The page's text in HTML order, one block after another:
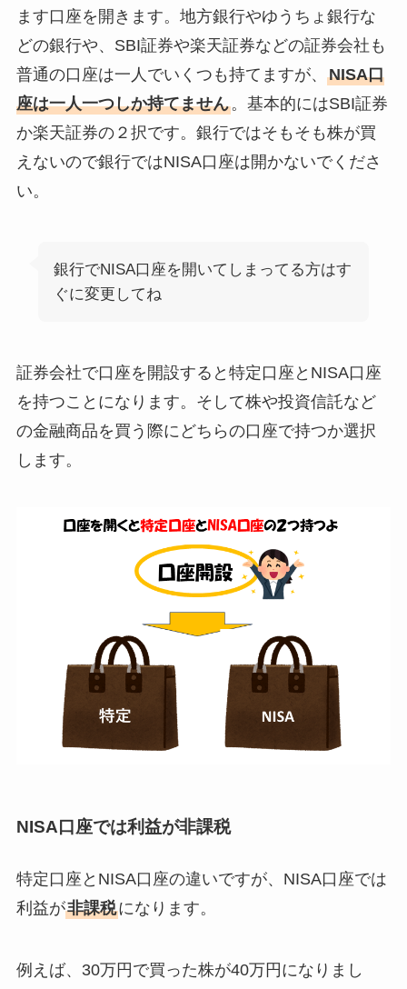
ます口座を開きます。地方銀行やゆうちょ銀行な
どの銀行や、SBI証券や楽天証券などの証券会社も
普通の口座は一人でいくつも持てますが、 NISA口
座は一人一つしか持てません。基本的にはSBI証券
か楽天証券の２択です。銀行ではそもそも株が買
えないので銀行ではNISA口座は開かないでくださ
い。
銀行でNISA口座を開いてしまってる方はす
ぐに変更してね
証券会社で口座を開設すると特定口座とNISA口座
を持つことになります。そして株や投資信託など
の金融商品を買う際にどちらの口座で持つか選択
します。
NISA口座では利益が非課税
特定口座とNISA口座の違いですが、NISA口座では
利益が非課税になります。
例えば、30万円で買った株が40万円になりまし